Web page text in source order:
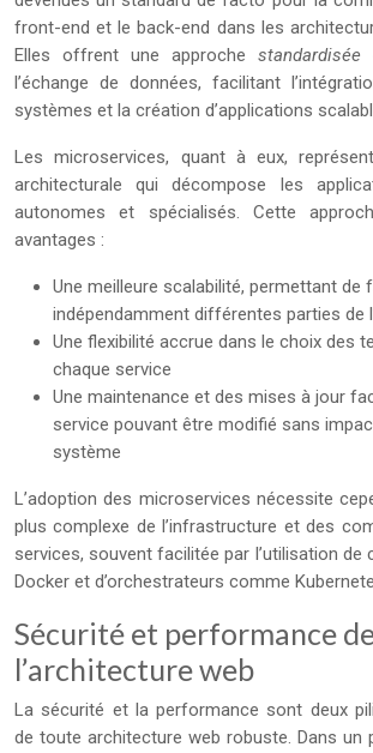
front-end et le back-end dans les
Elles offrent une approche standardisée
l’échange de données, facilitant
systèmes et la création d’applications
Les microservices, quant à eux,
architecturale qui décompose les
autonomes et spécialisés. Cette
avantages :
Une meilleure scalabilité, permettant de
indépendamment différentes parties de
Une flexibilité accrue dans le choix des
chaque service
Une maintenance et des mises à jour
service pouvant être modifié sans
système
L’adoption des microservices nécessite
plus complexe de l’infrastructure et des
services, souvent facilitée par l’utilisation de
Docker et d’orchestrateurs comme
Sécurité et performance
l’architecture web
La sécurité et la performance sont deux
de toute architecture web robuste. Dans un